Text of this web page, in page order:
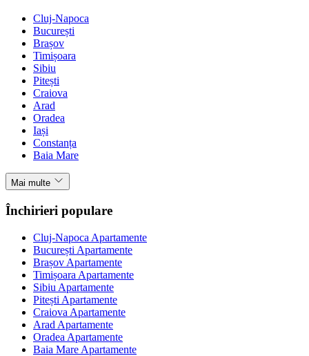
Cluj-Napoca
București
Brașov
Timișoara
Sibiu
Pitești
Craiova
Arad
Oradea
Iași
Constanța
Baia Mare
Mai multe
Închirieri populare
Cluj-Napoca Apartamente
București Apartamente
Brașov Apartamente
Timișoara Apartamente
Sibiu Apartamente
Pitești Apartamente
Craiova Apartamente
Arad Apartamente
Oradea Apartamente
Baia Mare Apartamente